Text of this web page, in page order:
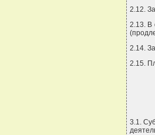
2.12.
2.13. В
2.14.
2.15.
3.1.